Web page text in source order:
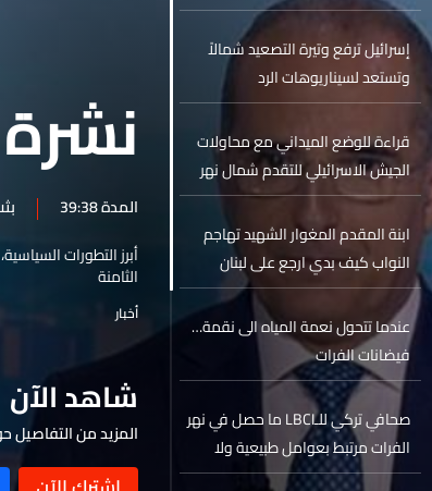
المدة 39:38 بثت
أبرز التطورات
الثامنة
أخبار
شاهد الآن
المزيد من التفاصيل
إسرائيل ترفع وتيرة التصعيد شمالاً
وتستعد لسيناريوهات الرد
قراءة للوضع الميداني مع محاولات
الجيش الاسرائيلي للتقدم شمال نهر
الليطاني...
ابنة المقدم المغوار الشهيد تهاجم
النواب كيف بدي ارجع على لبنان
وامشي بالشارع مع قاتل بيي؟... في
الجزء الرابع عشر من سلسلة العفو
العام الشامل يقتل الشهيد والضحية
مرتين
عندما تتحول نعمة المياه الى نقمة…
فيضانات الفرات
صحافي تركي للـLBCI ما حصل في نهر
الفرات مرتبط بعوامل طبيعية ولا
علاقة للسياسة به